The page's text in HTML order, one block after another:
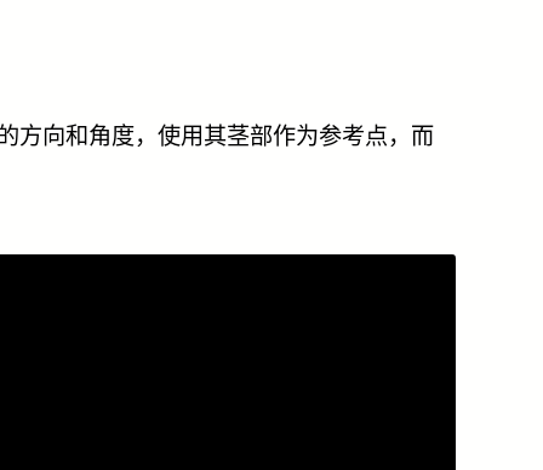
方向和角度，使用其茎部作为参考点，而